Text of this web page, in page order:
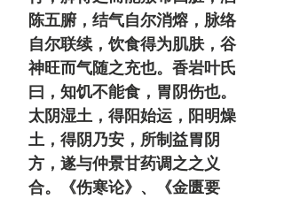
陈五腑，结气自尔消熔，脉络
自尔联续，饮食得为肌肤，谷
神旺而气随之充也。香岩叶氏
曰，知饥不能食，胃阴伤也。
太阴湿土，得阳始运，阳明燥
土，得阴乃安，所制益胃阴
方，遂与仲景甘药调之之义
合。《伤寒论》、《金匮要